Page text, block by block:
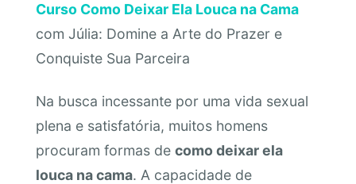
Curso Como Deixar Ela Louca na Cama
com Júlia: Domine a Arte do Prazer e
Conquiste Sua Parceira
Na busca incessante por uma vida sexual
plena e satisfatória, muitos homens
procuram formas de como deixar ela
louca na cama. A capacidade de